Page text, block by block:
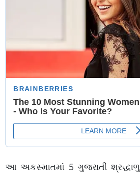
આ અકસ્માતમાં 5 ગુજરાતી